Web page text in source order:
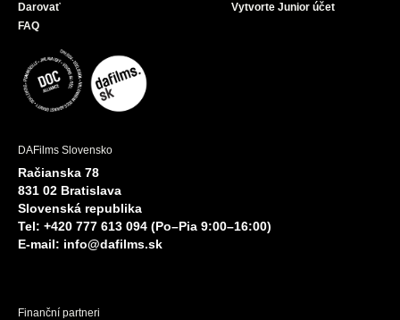
Darovať
FAQ
Vytvorte Junior účet
DAFilms Slovensko
Račianska 78
831 02 Bratislava
Slovenská republika
Tel: +420 777 613 094 (Po–Pia 9:00–16:00)
E-mail: info@dafilms.sk
Finanční partneri